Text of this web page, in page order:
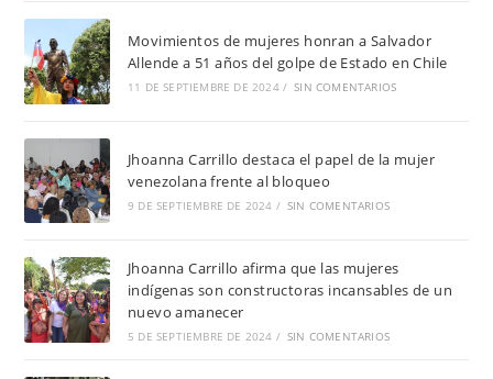
Movimientos de mujeres honran a Salvador
Allende a 51 años del golpe de Estado en Chile
11 DE SEPTIEMBRE DE 2024 / SIN COMENTARIOS
Jhoanna Carrillo destaca el papel de la mujer
venezolana frente al bloqueo
9 DE SEPTIEMBRE DE 2024 / SIN COMENTARIOS
Jhoanna Carrillo afirma que las mujeres
indígenas son constructoras incansables de un
nuevo amanecer
5 DE SEPTIEMBRE DE 2024 / SIN COMENTARIOS